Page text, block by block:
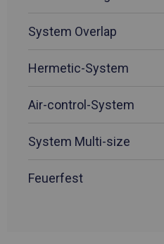
System Overlap
Hermetic-System
Air-control-System
System Multi-size
Feuerfest